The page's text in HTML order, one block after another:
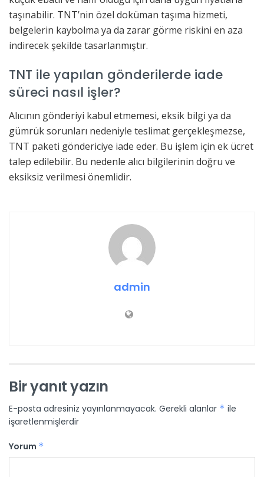
taşınabilir. TNT’nin özel doküman taşıma hizmeti,
belgelerin kaybolma ya da zarar görme riskini en aza
indirecek şekilde tasarlanmıştır.
TNT ile yapılan gönderilerde iade
süreci nasıl işler?
Alıcının gönderiyi kabul etmemesi, eksik bilgi ya da
gümrük sorunları nedeniyle teslimat gerçekleşmezse,
TNT paketi göndericiye iade eder. Bu işlem için ek ücret
talep edilebilir. Bu nedenle alıcı bilgilerinin doğru ve
eksiksiz verilmesi önemlidir.
admin
Bir yanıt yazın
E-posta adresiniz yayınlanmayacak. Gerekli alanlar * ile
işaretlenmişlerdir
Yorum *